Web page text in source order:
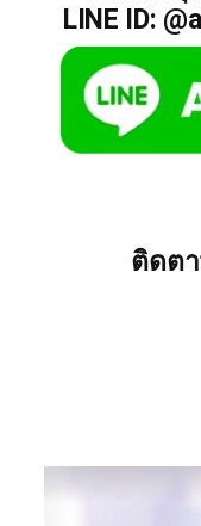
LINE ID:
ติดต